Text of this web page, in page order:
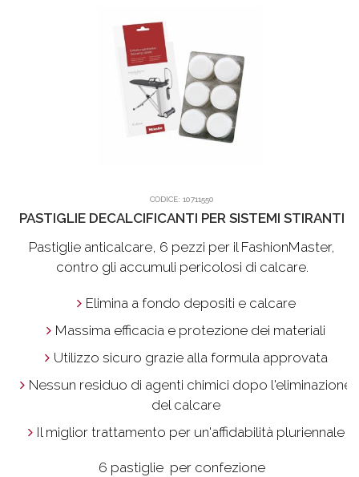
CODICE:10711550
PASTIGLIE DECALCIFICANTI PER SISTEMI STIRANTI
Pastiglie anticalcare, 6 pezzi per il FashionMaster,
contro gli accumuli pericolosi di calcare.
Elimina a fondo depositi e calcare
Massima efficacia e protezione dei materiali
Utilizzo sicuro grazie alla formula approvata
Nessun residuo di agenti chimici dopo l'eliminazione
del calcare
Il miglior trattamento per un'affidabilità pluriennale
6 pastiglie per confezione